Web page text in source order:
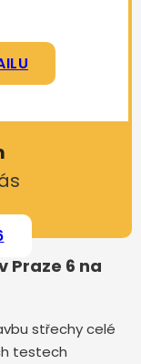
Praze 6 na
střechy celé
testech